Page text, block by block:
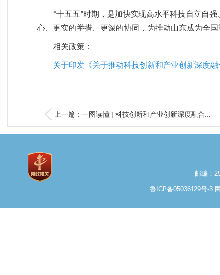
“十五五”时期，是加快实现高水平科技自立自
心、更实的举措、更深的协同，为推动山东成为全
相关政策：
关于印发《关于推动科技创新和产业创新深度
上一篇：一图读懂 | 科技创新和产业创新深度融合...
邮编：
鲁ICP备05036129号-3